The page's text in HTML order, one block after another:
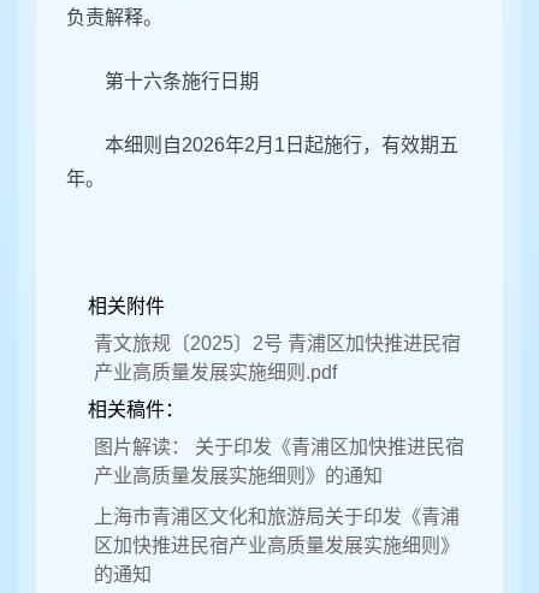
负责解释。
第十六条施行日期
本细则自2026年2月1日起施行，有效期五
年。
相关附件
青文旅规〔2025〕2号 青浦区加快推进民宿
产业高质量发展实施细则.pdf
相关稿件：
图片解读： 关于印发《青浦区加快推进民宿
产业高质量发展实施细则》的通知
上海市青浦区文化和旅游局关于印发《青浦
区加快推进民宿产业高质量发展实施细则》
的通知